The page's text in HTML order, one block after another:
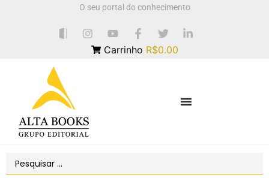
O seu portal do conhecimento
Carrinho R$0.00